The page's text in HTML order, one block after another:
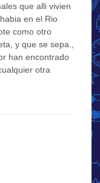
que alli vivien
en el Rio
como otro
y que se sepa.,
han encontrado
otra